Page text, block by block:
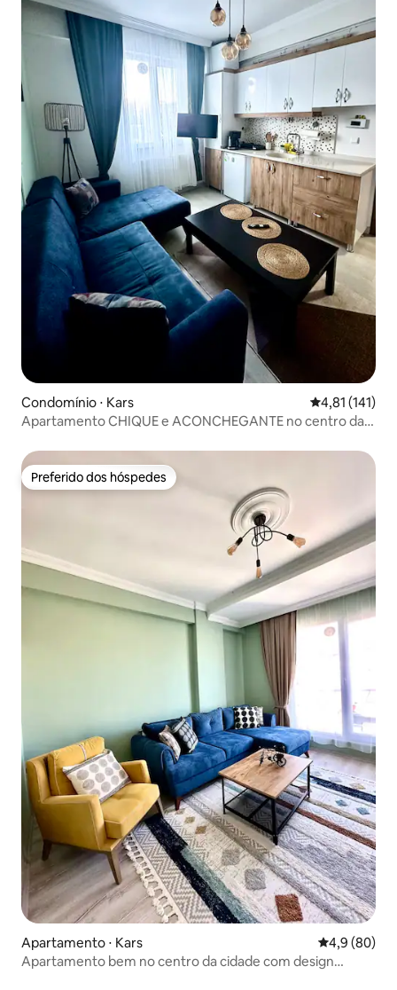
Condomínio ⋅ Kars 4,81 de uma
4,81 (141)
Apartamento CHIQUE e ACONCHEGANTE no centro da
Preferido dos hóspedes
Preferido dos hóspedes
Apartamento ⋅ Kars 4,9 de uma
4,9 (80)
Apartamento bem no centro da cidade com design